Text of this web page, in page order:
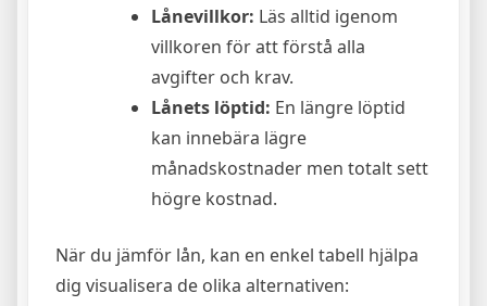
Lånevillkor: Läs alltid igenom
villkoren för att förstå alla
avgifter och krav.
Lånets löptid: En längre löptid
kan innebära lägre
månadskostnader men totalt sett
högre kostnad.
När du jämför lån, kan en enkel tabell hjälpa
dig visualisera de olika alternativen: